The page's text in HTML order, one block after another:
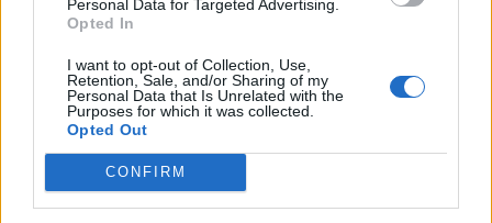
Personal Data for Targeted Advertising.
Opted In
I want to opt-out of Collection, Use,
Retention, Sale, and/or Sharing of my
Personal Data that Is Unrelated with the
Purposes for which it was collected.
Opted Out
CONFIRM